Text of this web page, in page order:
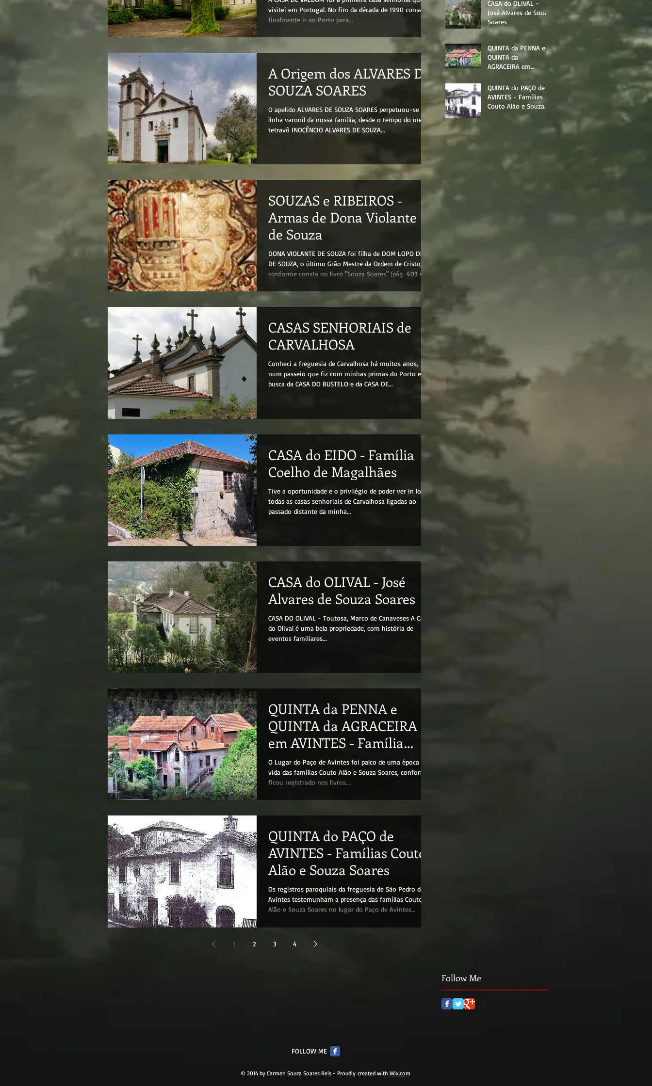
visitei em Portugal. No fim da década de 1990 consegui
finalmente ir ao Porto para...
A Origem dos ALVARES DE
SOUZA SOARES
O apelido ALVARES DE SOUZA SOARES perpetuou-se na
linha varonil da nossa família, desde o tempo do meu
tetravô INOCÊNCIO ALVARES DE SOUZA...
SOUZAS e RIBEIROS -
Armas de Dona Violante
de Souza
DONA VIOLANTE DE SOUZA foi filha de DOM LOPO DIAS
DE SOUZA, o último Grão Mestre da Ordem de Cristo,
conforme consta no livro "Souza Soares" (pág. 403 e
senhora seria filha de um GONÇALO RIBEIRO, cuja
genealogia remonta aos fidalgos RIBEIROS originários
dos fidalgos SOUZAS e RIBEIROS, mas eu não mencionei
os ancestrais de DONA MARIA RIBEIRO no meu livro,
devido à controvérsia q
CASAS SENHORIAIS de
CARVALHOSA
Conheci a freguesia de Carvalhosa há muitos anos,
num passeio que fiz com minhas primas do Porto em
busca da CASA DO BUSTELO e da CASA DE...
CASA do EIDO - Família
Coelho de Magalhães
Tive a oportunidade e o privilégio de poder ver in loco
todas as casas senhoriais de Carvalhosa ligadas ao
passado distante da minha...
CASA do OLIVAL - José
Alvares de Souza Soares
CASA DO OLIVAL - Toutosa, Marco de Canaveses A Casa
do Olival é uma bela propriedade, com história de
eventos familiares...
QUINTA da PENNA e
QUINTA da AGRACEIRA
em AVINTES - Família
Souza Soares
O Lugar do Paço de Avintes foi palco de uma época da
vida das famílias Couto Alão e Souza Soares, conforme
ficou registrado nos livros...
QUINTA do PAÇO de
AVINTES - Famílias Couto
Alão e Souza Soares
Os registros paroquiais da freguesia de São Pedro de
Avintes testemunham a presença das famílias Couto
Alão e Souza Soares no lugar do Paço de Avintes
duas quintas onde essas famílias tiveram residência: a
Quinta da Penna (atual Quinta da Devesa) está muito
1 2 3 4
CASA do OLIVAL -
José Alvares de Souza
Soares
QUINTA da PENNA e
QUINTA da
AGRACEIRA em
AVINTES - Família
Souza Soares
QUINTA do PAÇO de
AVINTES - Famílias
Couto Alão e Souza
Follow Me
FOLLOW ME
© 2014 by Carmen Souza Soares Reis - Proudly created with Wix.com